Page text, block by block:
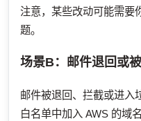
注意，某些改动可能需要
题。
场景B：邮件退回或
邮件被退回、拦截或进入
白名单中加入 AWS 的域